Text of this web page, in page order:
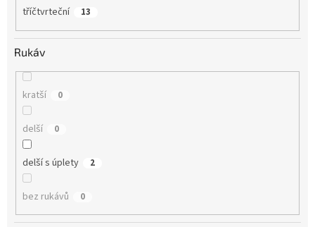
tříčtvrteční 13
Rukáv
kratší 0
delší 0
delší s úplety 2
bez rukávů 0